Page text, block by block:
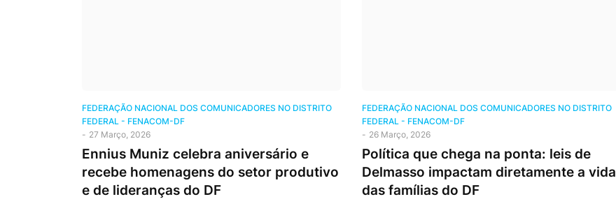
FEDERAÇÃO NACIONAL DOS COMUNICADORES NO DISTRITO
FEDERAL - FENACOM-DF
- 27 Março, 2026
Ennius Muniz celebra aniversário e
recebe homenagens do setor produtivo
e de lideranças do DF
FEDERAÇÃO NACIONAL DOS COMUNICADORES NO DISTRITO
FEDERAL - FENACOM-DF
- 26 Março, 2026
Política que chega na ponta: leis de
Delmasso impactam diretamente a vida
das famílias do DF